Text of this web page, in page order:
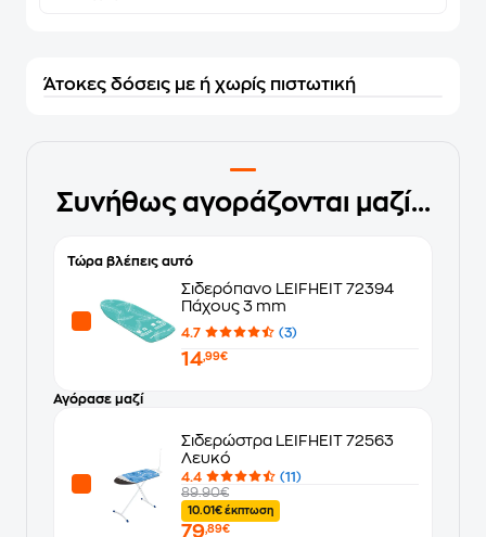
Άτοκες δόσεις με ή χωρίς πιστωτική
Συνήθως αγοράζονται μαζί...
Τώρα βλέπεις αυτό
Σιδερόπανο LEIFHEIT 72394
Πάχους 3 mm
4.7 (3)
14,99€
Αγόρασε μαζί
Σιδερώστρα LEIFHEIT 72563
Λευκό
4.4
(11)
89.90€
10.01€ έκπτωση
79,89€